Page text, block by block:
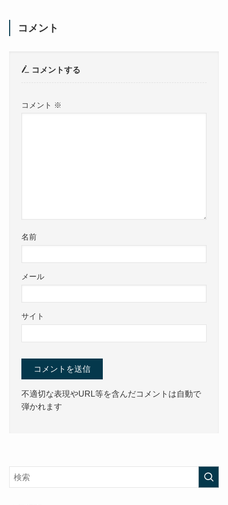
コメント
コメントする
コメント ※
名前
メール
サイト
不適切な表現やURL等を含んだコメントは自動で
弾かれます